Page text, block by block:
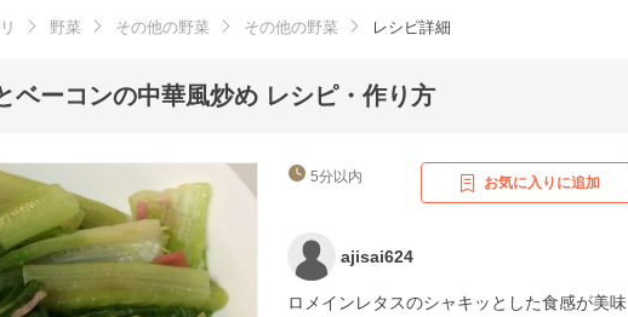
野菜 その他の野菜 その他の野菜 レシピ詳細
ベーコンの中華風炒め レシピ・作り方
5分以内 お気に入りに追加
ajisai624
ロメインレタスのシャキッとした食感が美味